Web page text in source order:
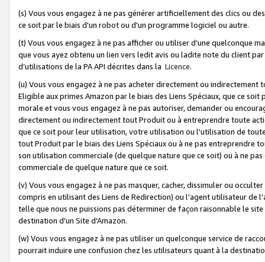
(s) Vous vous engagez à ne pas générer artificiellement des clics ou
ce soit par le biais d'un robot ou d'un programme logiciel ou autre.
(t) Vous vous engagez à ne pas afficher ou utiliser d’une quelconque
que vous ayez obtenu un lien vers ledit avis ou ladite note du client
d’utilisations de la PA API décrites dans la Licence.
(u) Vous vous engagez à ne pas acheter directement ou
Eligible aux primes Amazon par le biais des Liens Spéciaux, que ce
morale et vous vous engagez à ne pas autoriser, demander ou
directement ou indirectement tout Produit ou à entreprendre toute
que ce soit pour leur utilisation, votre utilisation ou l'utilisation de
tout Produit par le biais des Liens Spéciaux ou à ne pas entreprendre
son utilisation commerciale (de quelque nature que ce soit) ou à ne
commerciale de quelque nature que ce soit.
(v) Vous vous engagez à ne pas masquer, cacher, dissimuler ou
compris en utilisant des Liens de Redirection) ou l'agent utilisateur
telle que nous ne puissions pas déterminer de façon raisonnable le
destination d'un Site d'Amazon.
(w) Vous vous engagez à ne pas utiliser un quelconque service de
pourrait induire une confusion chez les utilisateurs quant à la